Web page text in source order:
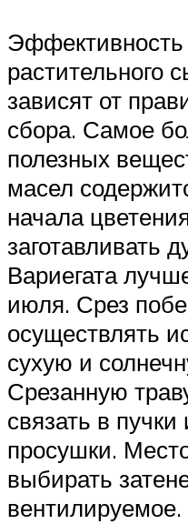
Эффективность
растительного
зависят от
сбора. Самое
полезных
масел
начала
заготавливать
Вариегата
июля. Срез
осуществлять
сухую и
Срезанную
связать в
просушки.
выбирать
вентилируемое.